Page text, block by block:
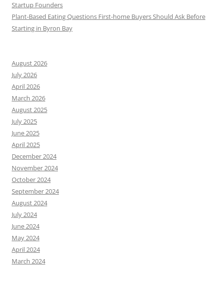
Startup Founders
Plant-Based Eating Questions First-home Buyers Should Ask Before
Starting in Byron Bay
August 2026
July 2026
April 2026
March 2026
August 2025
July 2025
June 2025
April 2025
December 2024
November 2024
October 2024
September 2024
August 2024
July 2024
June 2024
May 2024
April 2024
March 2024